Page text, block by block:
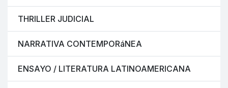
THRILLER JUDICIAL
NARRATIVA CONTEMPORáNEA
ENSAYO / LITERATURA LATINOAMERICANA